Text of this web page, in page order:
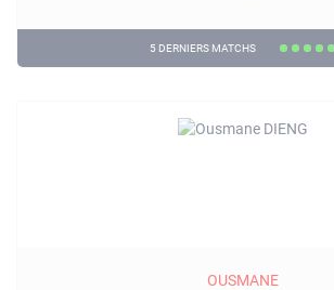
5 DERNIERS MATCHS
OUSMANE